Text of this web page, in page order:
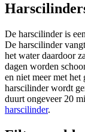
De harscilinder is
De harscilinder
het water daardoor
dagen worden
en niet meer met
harscilinder wordt
duurt ongeveer 20
harscilinder.